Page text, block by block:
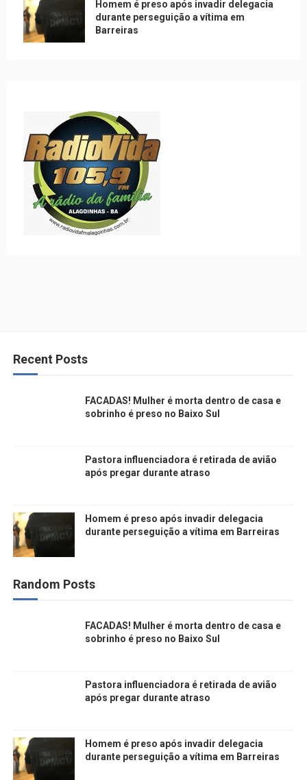
Homem é preso após invadir delegacia
durante perseguição a vítima em
Barreiras
Recent Posts
FACADAS! Mulher é morta dentro de casa e
sobrinho é preso no Baixo Sul
Pastora influenciadora é retirada de avião
após pregar durante atraso
Homem é preso após invadir delegacia
durante perseguição a vítima em Barreiras
Random Posts
FACADAS! Mulher é morta dentro de casa e
sobrinho é preso no Baixo Sul
Pastora influenciadora é retirada de avião
após pregar durante atraso
Homem é preso após invadir delegacia
durante perseguição a vítima em Barreiras